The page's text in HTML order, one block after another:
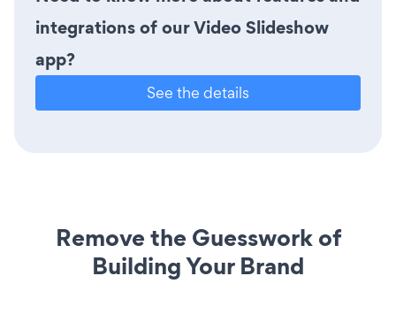
integrations of our Video Slideshow
app?
See the details
Remove the Guesswork of
Building Your Brand